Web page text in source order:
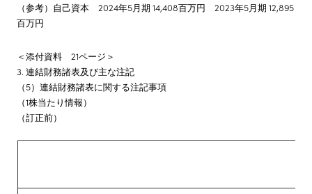
（参考）自己資本 2024年5月期 14,408百万円 2023年5月期 12,895
百万円
＜添付資料 21ページ＞
3. 連結財務諸表及び主な注記
（5）連結財務諸表に関する注記事項
（1株当たり情報）
（訂正前）